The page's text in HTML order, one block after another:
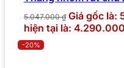
5.047.000₫ Giá gốc là:
hiện tại là:
-20%